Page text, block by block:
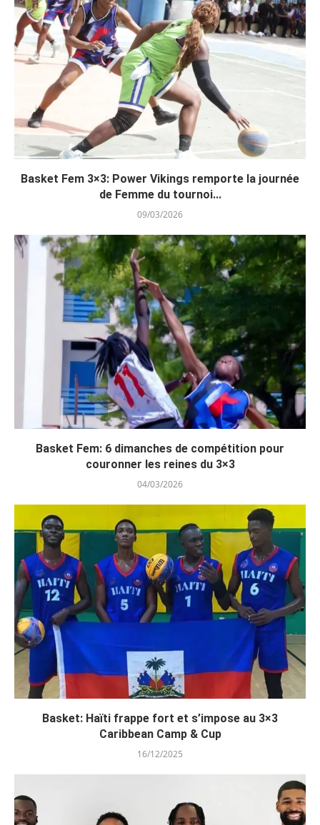
Basket Fem 3×3: Power Vikings remporte la journée
de Femme du tournoi...
09/03/2026
Basket Fem: 6 dimanches de compétition pour
couronner les reines du 3×3
04/03/2026
Basket: Haïti frappe fort et s’impose au 3×3
Caribbean Camp & Cup
16/12/2025